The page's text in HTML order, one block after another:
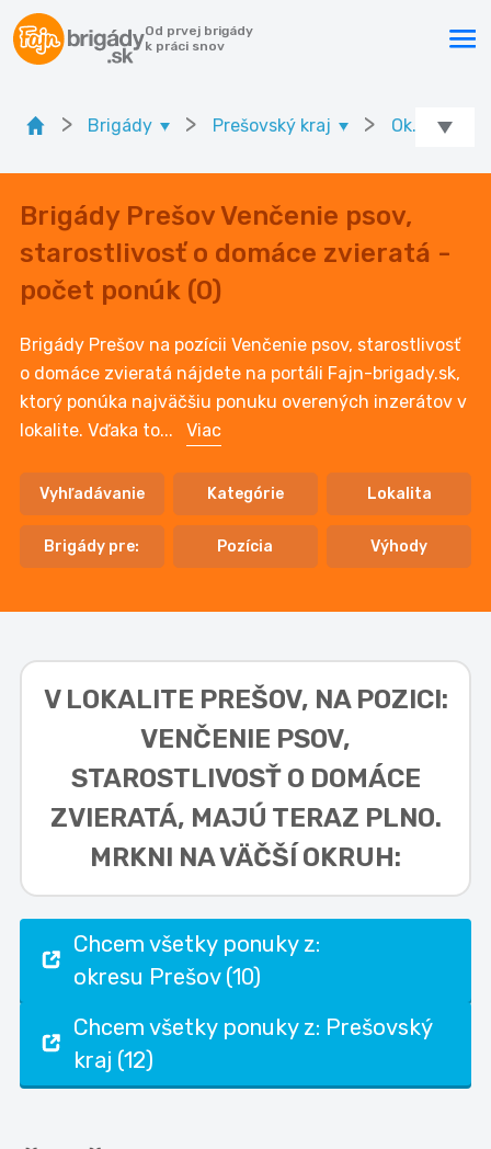
Od prvej brigády
k práci snov
> Brigády > Prešovský kraj > Ok. Prešov
Brigády Prešov Venčenie psov,
starostlivosť o domáce zvieratá -
počet ponúk (0)
Brigády Prešov na pozícii Venčenie psov, starostlivosť
o domáce zvieratá nájdete na portáli Fajn-brigady.sk,
ktorý ponúka najväčšiu ponuku overených inzerátov v
lokalite. Vďaka to... Viac
Vyhľadávanie Kategórie Lokalita
Brigády pre: Pozícia Výhody
V LOKALITE PREŠOV, NA POZICI:
VENČENIE PSOV,
STAROSTLIVOSŤ O DOMÁCE
ZVIERATÁ, MAJÚ TERAZ PLNO.
MRKNI NA VÄČŠÍ OKRUH:
Chcem všetky ponuky z:
okresu Prešov (10)
Chcem všetky ponuky z: Prešovský
kraj (12)